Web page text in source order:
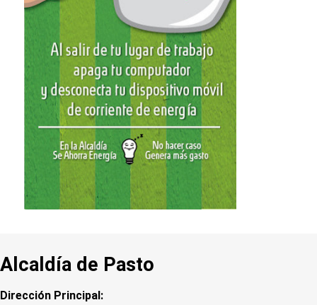
Alcaldía de Pasto
Dirección Principal: